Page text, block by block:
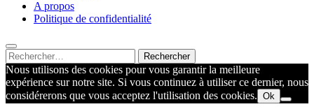
A propos
Politique de confidentialité
Rechercher :
Nous utilisons des cookies pour vous garantir la meilleure
expérience sur notre site. Si vous continuez à utiliser ce dernier, nous
considérerons que vous acceptez l'utilisation des cookies. Ok